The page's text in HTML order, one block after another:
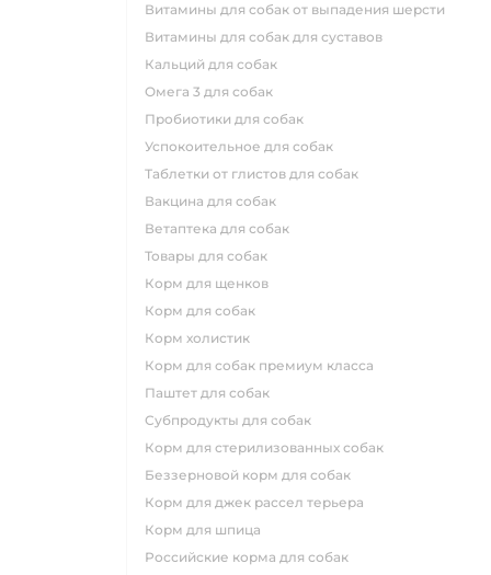
витамины для собак от выпадения шерсти
витамины для собак для суставов
кальций для собак
омега 3 для собак
пробиотики для собак
успокоительное для собак
таблетки от глистов для собак
вакцина для собак
ветаптека для собак
товары для собак
корм для щенков
корм для собак
корм холистик
корм для собак премиум класса
паштет для собак
субпродукты для собак
корм для стерилизованных собак
беззерновой корм для собак
корм для джек рассел терьера
корм для шпица
российские корма для собак